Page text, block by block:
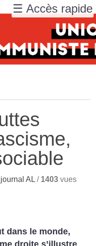
AL / 1403 vues
dans le monde,
droite s’illustre
☰ Accès rapide